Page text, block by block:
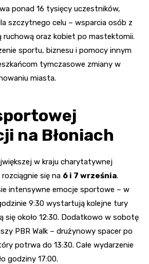
ponad 16 tysięcy uczestników,
szczytnego celu – wsparcia osób z
ruchową oraz kobiet po mastektomii.
sportu, biznesu i pomocy innym
tymczasowe zmiany w
miasta.
na Błoniach
w kraju charytatywnej
się na 6 i 7 września.
intensywne emocje sportowe – w
9:30 wystartują kolejne tury
się około 12:30. Dodatkowo w sobotę
PBR Walk – drużynowy spacer po
potrwa do 13:30. Całe wydarzenie
godziny 17:00.